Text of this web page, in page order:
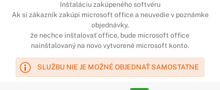
Inštaláciu zakúpeného softvéru
Ak si zákazník zakúpi microsoft office a neuvedie v poznámke
objednávky,
že nechce inštalovať office, bude microsoft office
nainštalovaný na novo vytvorené microsoft konto.
SLUŽBU NIE JE MOŽNÉ OBJEDNAŤ SAMOSTATNE